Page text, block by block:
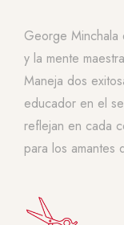
George
y la mente
Maneja dos
educador en el
reflejan en cada
para los amantes